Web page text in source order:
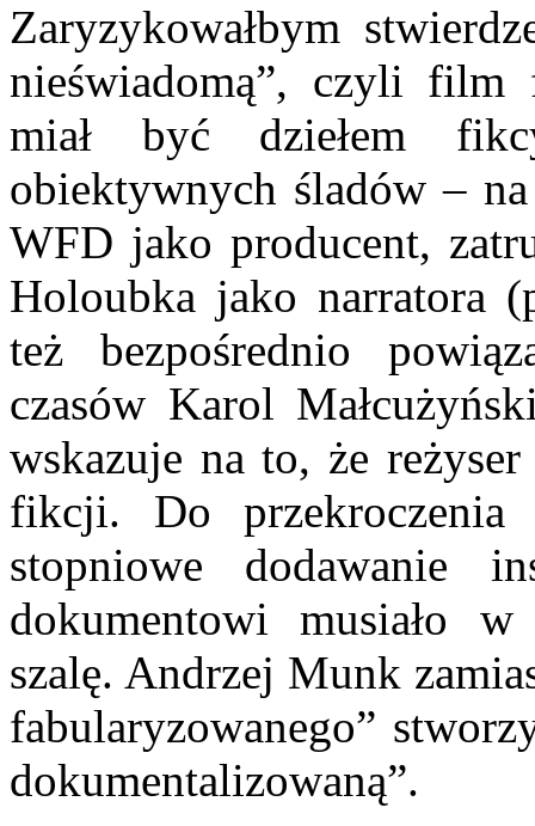
Zaryzykowałbym
nieświadomą”, czyli
miał być dziełem
obiektywnych śladów –
WFD jako producent,
Holoubka jako narratora
też bezpośrednio
czasów Karol
wskazuje na to, że
fikcji. Do przekroczenia
stopniowe dodawanie
dokumentowi musiało
szalę. Andrzej Munk
fabularyzowanego”
dokumentalizowaną”.